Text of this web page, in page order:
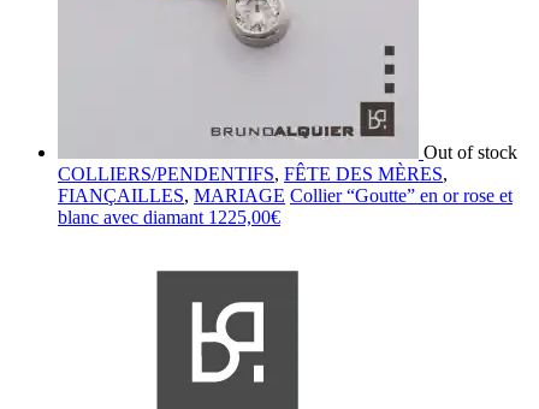
Out of stock
COLLIERS/PENDENTIFS, FÊTE DES MÈRES,
FIANÇAILLES, MARIAGE Collier “Goutte” en or rose et
blanc avec diamant 1225,00€